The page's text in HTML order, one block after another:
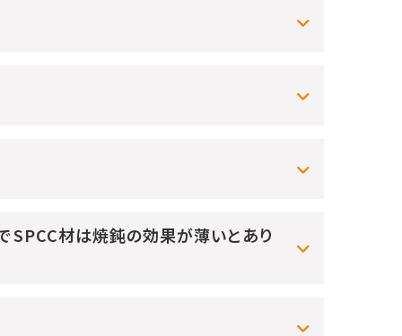
SPCC材は焼鈍の効果が薄いとあり